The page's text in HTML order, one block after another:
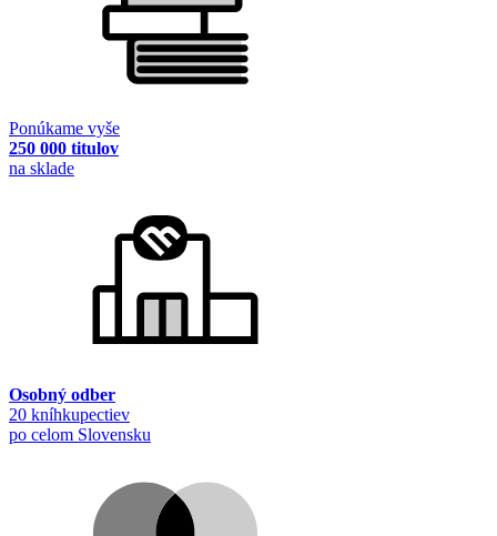
Ponúkame vyše
250 000 titulov
na sklade
Osobný odber
20 kníhkupectiev
po celom Slovensku